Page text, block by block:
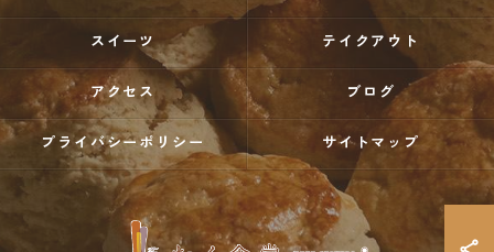
スイーツ テイクアウト
アクセス ブログ
プライバシーポリシー サイトマップ